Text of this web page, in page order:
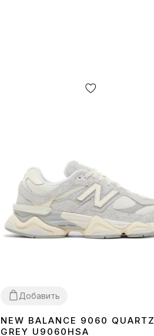
Добавить
3637 3839404142 43 4445
NEW BALANCE 9060 QUARTZ
GREY U9060HSA